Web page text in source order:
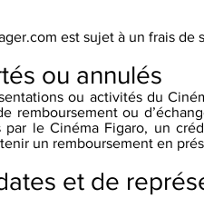
est sujet à un frais
ou annulés
ou activités du
remboursement ou
par le Cinéma Figaro, un
un remboursement en
et de